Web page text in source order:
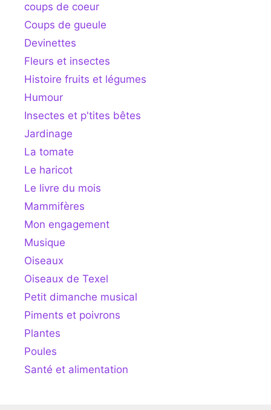
coups de coeur
Coups de gueule
Devinettes
Fleurs et insectes
Histoire fruits et légumes
Humour
Insectes et p'tites bêtes
Jardinage
La tomate
Le haricot
Le livre du mois
Mammifères
Mon engagement
Musique
Oiseaux
Oiseaux de Texel
Petit dimanche musical
Piments et poivrons
Plantes
Poules
Santé et alimentation